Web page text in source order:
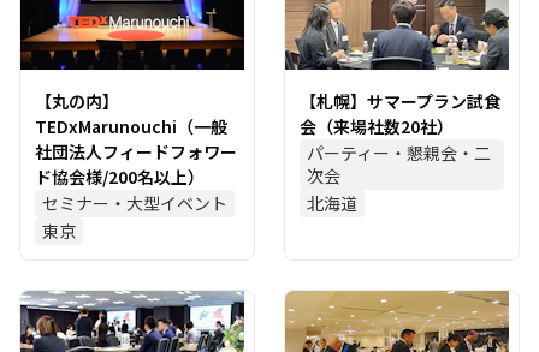
【丸の内】
TEDxMarunouchi（一般
社団法人フィードフォワー
ド協会様/200名以上）
セミナー・大型イベント
東京
【札幌】サマープラン試食
会（来場社数20社）
パーティー・懇親会・二
次会
北海道